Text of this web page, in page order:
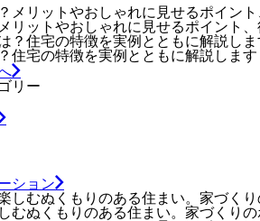
リットやおしゃれに見せるポイント、
住宅の特徴を実例とともに解説します
リー
ション
むぬくもりのある住まい。家づくりの